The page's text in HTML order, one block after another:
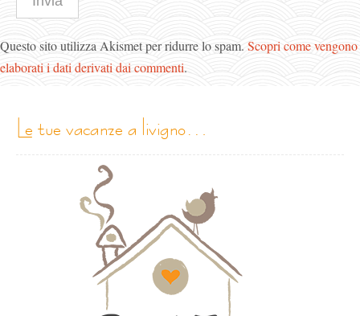
Questo sito utilizza Akismet per ridurre lo spam. Scopri come vengono
elaborati i dati derivati dai commenti.
le tue vacanze a livigno…